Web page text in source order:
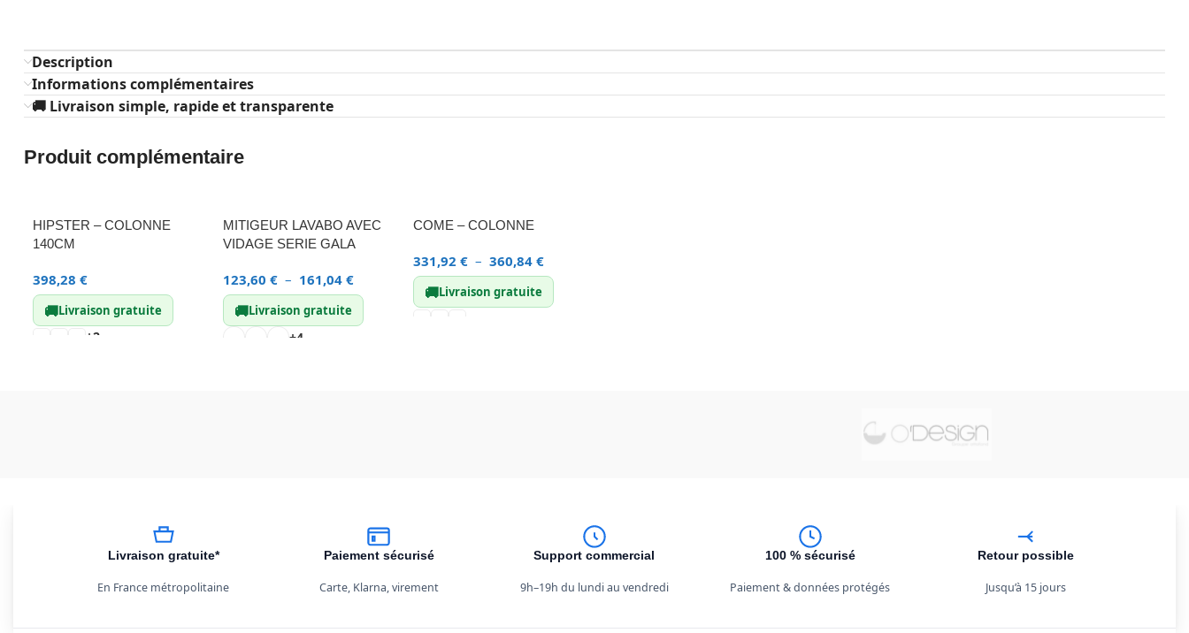
Description
Informations complémentaires
🚚 Livraison simple, rapide et transparente
Produit complémentaire
HIPSTER – COLONNE
140CM
398,28 €
🚚Livraison gratuite
+2
MITIGEUR LAVABO AVEC
VIDAGE SERIE GALA
123,60 € – 161,04 €
🚚Livraison gratuite
+4
COME – COLONNE
331,92 € – 360,84 €
🚚Livraison gratuite
Livraison gratuite*
En France métropolitaine
Paiement sécurisé
Carte, Klarna, virement
Support commercial
9h–19h du lundi au vendredi
100 % sécurisé
Paiement & données protégés
Retour possible
Jusqu’à 15 jours